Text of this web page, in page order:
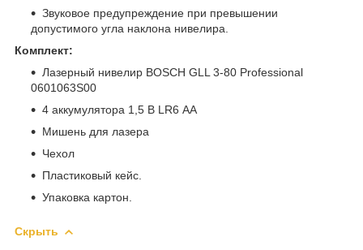
Звуковое предупреждение при превышении
допустимого угла наклона нивелира.
Комплект:
Лазерный нивелир BOSCH GLL 3-80 Professional
0601063S00
4 аккумулятора 1,5 В LR6 AA
Мишень для лазера
Чехол
Пластиковый кейс.
Упаковка картон.
Скрыть